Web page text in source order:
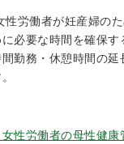
性労働者が妊産婦の
必要な時間を確保す
勤務・休憩時間の延
性労働者の母性健康